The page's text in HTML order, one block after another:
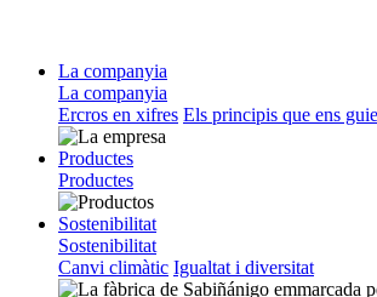
La companyia
La companyia
Ercros en xifres Els principis que ens
Productes
Productes
Sostenibilitat
Sostenibilitat
Canvi climàtic Igualtat i diversitat